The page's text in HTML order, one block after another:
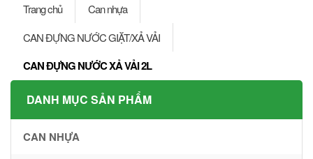
Trang chủ
Can nhựa
CAN ĐỰNG NƯỚC GIẶT/XẢ VẢI
CAN ĐỰNG NƯỚC XẢ VẢI 2L
DANH MỤC SẢN PHẨM
CAN NHỰA